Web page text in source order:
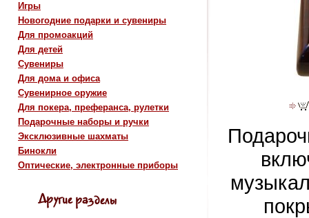
Игры
Новогодние подарки и сувениры
Для промоакций
Для детей
Сувениры
Для дома и офиса
Сувенирное оружие
Для покера, преферанса, рулетки
Подарочные наборы и ручки
Эксклюзивные шахматы
Бинокли
Оптические, электронные приборы